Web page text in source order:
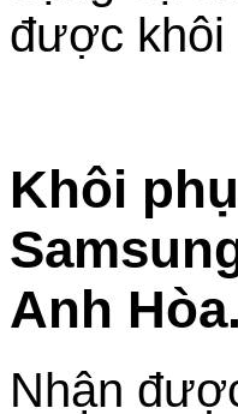
được khôi
Khôi
Anh
Nhận